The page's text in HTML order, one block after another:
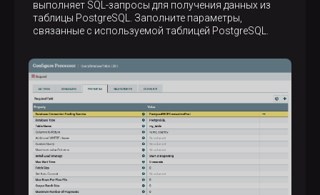
выполняет SQL-запросы для получения данных из
таблицы PostgreSQL. Заполните параметры,
связанные с используемой таблицей PostgreSQL.